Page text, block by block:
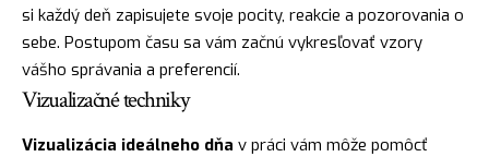
si každý deň zapisujete svoje pocity, reakcie a pozorovania o
sebe. Postupom času sa vám začnú vykresľovať vzory
vášho správania a preferencií.
Vizualizačné techniky
Vizualizácia ideálneho dňa v práci vám môže pomôcť